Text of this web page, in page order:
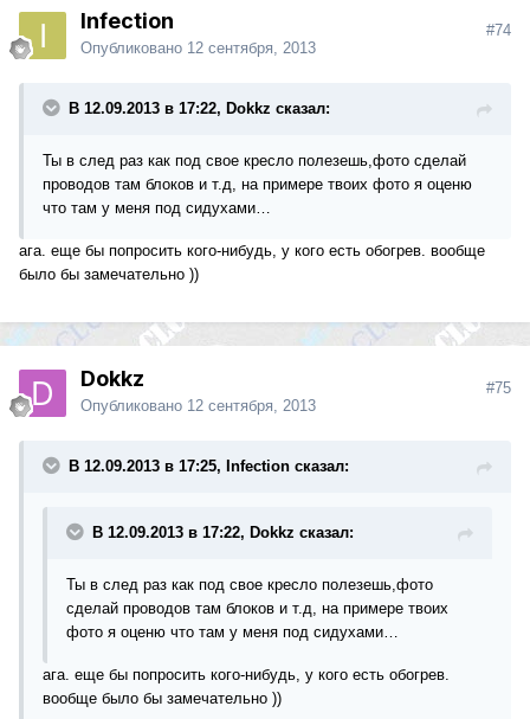
Infection
Опубликовано 12 сентября, 2013
#74
В 12.09.2013 в 17:22, Dokkz сказал:
Ты в след раз как под свое кресло полезешь,фото сделай
проводов там блоков и т.д, на примере твоих фото я оценю
что там у меня под сидухами…
ага. еще бы попросить кого-нибудь, у кого есть обогрев. вообще
было бы замечательно ))
Dokkz
Опубликовано 12 сентября, 2013
#75
В 12.09.2013 в 17:25, Infection сказал:
В 12.09.2013 в 17:22, Dokkz сказал:
Ты в след раз как под свое кресло полезешь,фото
сделай проводов там блоков и т.д, на примере твоих
фото я оценю что там у меня под сидухами…
ага. еще бы попросить кого-нибудь, у кого есть обогрев.
вообще было бы замечательно ))